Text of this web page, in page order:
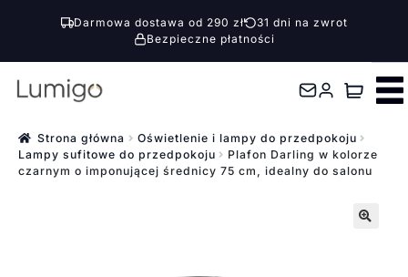
Darmowa dostawa od 290 zł
31 dni na zwrot
Bezpieczne płatności
Przejdź
nawigacji
Przejdź
treści Strona główna
Oświetlenie i lampy do przedpokoju
Lampy sufitowe do przedpokoju
Plafon Darling w kolorze
czarnym o imponującej średnicy 75 cm, idealny do salonu